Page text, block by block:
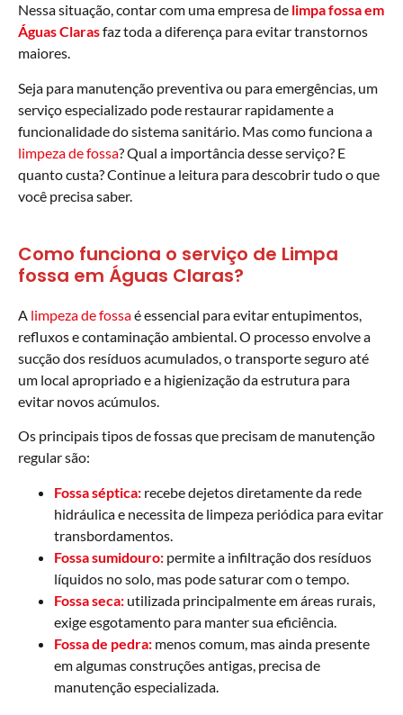
Nessa situação, contar com uma empresa de limpa fossa em
Águas Clarasfaz toda a diferença para evitar transtornos
maiores.
Seja para manutenção preventiva ou para emergências, um
serviço especializado pode restaurar rapidamente a
funcionalidade do sistema sanitário. Mas como funciona a
limpeza de fossa? Qual a importância desse serviço? E
quanto custa? Continue a leitura para descobrir tudo o que
você precisa saber.
Como funciona o serviço de Limpa
fossa em Águas Claras?
A limpeza de fossaé essencial para evitar entupimentos,
refluxos e contaminação ambiental. O processo envolve a
sucção dos resíduos acumulados, o transporte seguro até
um local apropriado e a higienização da estrutura para
evitar novos acúmulos.
Os principais tipos de fossas que precisam de manutenção
regular são:
Fossa séptica: recebe dejetos diretamente da rede
hidráulica e necessita de limpeza periódica para evitar
transbordamentos.
Fossa sumidouro: permite a infiltração dos resíduos
líquidos no solo, mas pode saturar com o tempo.
Fossa seca: utilizada principalmente em áreas rurais,
exige esgotamento para manter sua eficiência.
Fossa de pedra: menos comum, mas ainda presente
em algumas construções antigas, precisa de
manutenção especializada.